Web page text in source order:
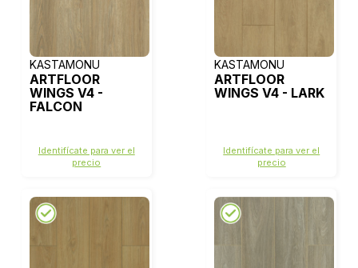
KASTAMONU
ARTFLOOR
WINGS V4 -
FALCON
Identifícate para ver el
precio
KASTAMONU
ARTFLOOR
WINGS V4 - LARK
Identifícate para ver el
precio